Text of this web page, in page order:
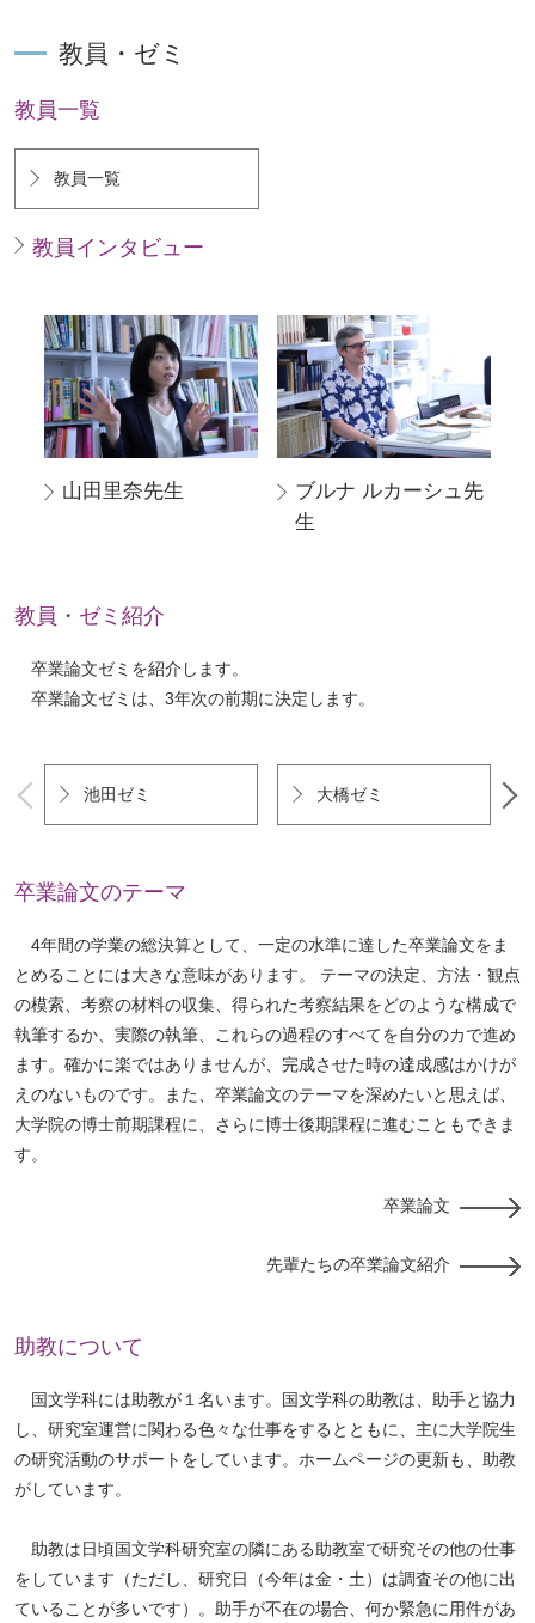
教員・ゼミ
教員一覧
教員一覧
教員インタビュー
山田里奈先生
ブルナ ルカーシュ先
生
教員・ゼミ紹介
卒業論文ゼミを紹介します。
卒業論文ゼミは、3年次の前期に決定します。
池田ゼミ 大橋ゼミ
卒業論文のテーマ
4年間の学業の総決算として、一定の水準に達した卒業論文をま
とめることには大きな意味があります。 テーマの決定、方法・観点
の模索、考察の材料の収集、得られた考察結果をどのような構成で
執筆するか、実際の執筆、これらの過程のすべてを自分のカで進め
ます。確かに楽ではありませんが、完成させた時の達成感はかけが
えのないものです。また、卒業論文のテーマを深めたいと思えば、
大学院の博士前期課程に、さらに博士後期課程に進むこともできま
す。
卒業論文
先輩たちの卒業論文紹介
助教について
国文学科には助教が１名います。国文学科の助教は、助手と協力
し、研究室運営に関わる色々な仕事をするとともに、主に大学院生
の研究活動のサポートをしています。ホームページの更新も、助教
がしています。
助教は日頃国文学科研究室の隣にある助教室で研究その他の仕事
をしています（ただし、研究日（今年は金・土）は調査その他に出
ていることが多いです）。助手が不在の場合、何か緊急に用件があ